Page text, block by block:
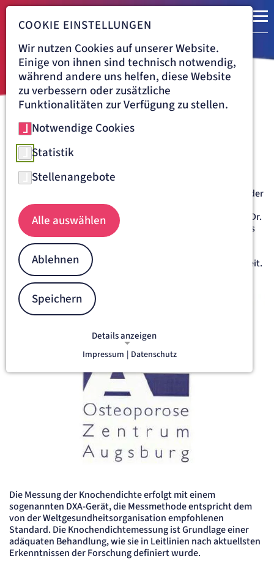
Navigationspfad
KLINIK VINCENTINUM AUGSBURG
BEHANDLUNG
MEDIZINISCHE ZENTREN
Osteoporosezentrum
Das Osteoporosezentrum befindet sich im Untergeschoss der
Klinik Vincentinum. Hier werden z. B.
Knochendichtemessungen durchgeführt. Die Orthopäden Dr.
med. Chaled EI Masry, Dr. med. Dirk Nigg und Dr. med. Savas
Öz betreiben gemeinsam das dafür notwendige Gerät.
Osteoporose ist eine der unter sozioökonomischen
Gesichtspunkten zehn bedeutendsten Krankheiten weltweit.
Die Messung der Knochendichte erfolgt mit einem
sogenannten DXA-Gerät, die Messmethode entspricht dem
von der Weltgesundheitsorganisation empfohlenen
Standard. Die Knochendichtemessung ist Grundlage einer
adäquaten Behandlung, wie sie in Leitlinien nach aktuellsten
Erkenntnissen der Forschung definiert wurde.
COOKIE EINSTELLUNGEN
Wir nutzen Cookies auf unserer Website.
Einige von ihnen sind technisch notwendig,
während andere uns helfen, diese Website
zu verbessern oder zusätzliche
Funktionalitäten zur Verfügung zu stellen.
Notwendige Cookies
Statistik
Stellenangebote
Alle auswählen
Ablehnen
Speichern
Details anzeigen
NOTWENDIGE COOKIES
Notwendige Cookies ermöglichen
grundlegende Funktionen und sind für
die einwandfreie Funktion der Website
erforderlich.
etracker Sitzungs-Cookie
etracker GmbH
Zweck:
Opt-In Cookie speichert die Entscheidung des Besuchers, wenn auf der Seite des
Kunden das Tracking Opt-In ausgespielt wird. Wird auch für ein eventuelles Opt-Out
verwendet.
Cookie Laufzeit:
"no" - 50 Jahre, "yes" - 480 Tage
Impressum | Datenschutz